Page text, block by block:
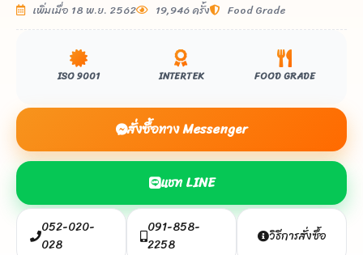
เพิ่มเมื่อ 18 พ.ย. 2562 19,946 ครั้ง Food Grade
ISO 9001 INTERTEK FOOD GRADE
สั่งซื้อทาง Messenger
แชท LINE
052-020-
028
091-858-
2258
วิธีการสั่งซื้อ